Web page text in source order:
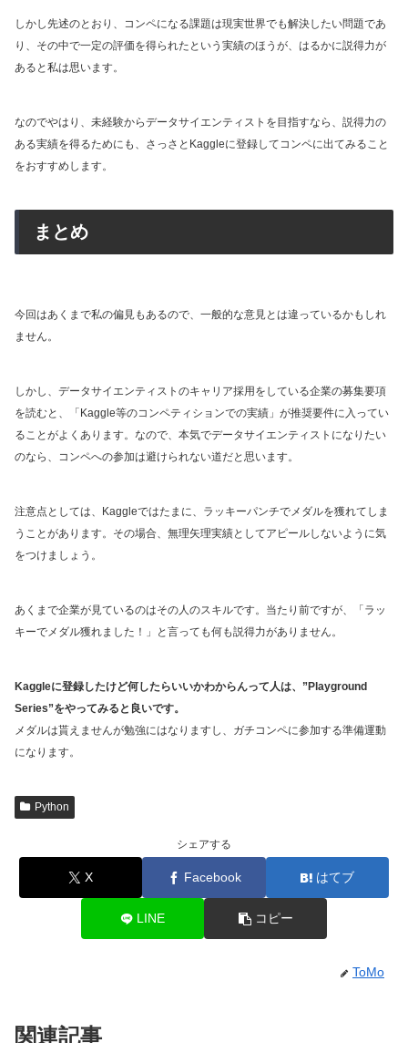
しかし先述のとおり、コンペになる課題は現実世界でも解決したい問題であ
り、その中で一定の評価を得られたという実績のほうが、はるかに説得力が
あると私は思います。
なのでやはり、未経験からデータサイエンティストを目指すなら、説得力の
ある実績を得るためにも、さっさとKaggleに登録してコンペに出てみること
をおすすめします。
まとめ
今回はあくまで私の偏見もあるので、一般的な意見とは違っているかもしれ
ません。
しかし、データサイエンティストのキャリア採用をしている企業の募集要項
を読むと、「Kaggle等のコンペティションでの実績」が推奨要件に入ってい
ることがよくあります。なので、本気でデータサイエンティストになりたい
のなら、コンペへの参加は避けられない道だと思います。
注意点としては、Kaggleではたまに、ラッキーパンチでメダルを獲れてしま
うことがあります。その場合、無理矢理実績としてアピールしないように気
をつけましょう。
あくまで企業が見ているのはその人のスキルです。当たり前ですが、「ラッ
キーでメダル獲れました！」と言っても何も説得力がありません。
Kaggleに登録したけど何したらいいかわからんって人は、”Playground
Series”をやってみると良いです。
メダルは貰えませんが勉強にはなりますし、ガチコンペに参加する準備運動
になります。
Python
シェアする
X Facebook はてブ
LINE コピー
ToMo
関連記事